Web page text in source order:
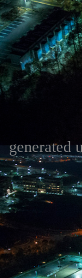
generated